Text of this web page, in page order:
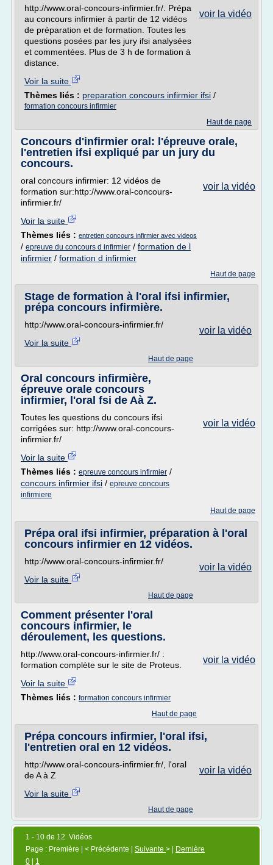
voir la vidéo
http://www.oral-concours-infirmier.fr/. Prépa
au concours infirmier à partir de 12 vidéos
de préparation et de formation. Toutes les
questions posées par les jury ifsi analysées
et commentées. Plus de 3 h de formation à
distance.
Voir la suite
Thèmes liés : preparation concours infirmier ifsi /
formation concours infirmier
Haut de page
Concours d'infirmier oral: l'épreuve orale,
l'entretien ifsi expliqué par un jury du
concours.
voir la vidéo
oral concours infirmier: 12 vidéos de
formation sur:http://www.oral-concours-
infirmier.fr/
Voir la suite
Thèmes liés : entretien concours infirmier avec videos
/ epreuve du concours d infirmier / formation de l
infirmier / formation d infirmier
Haut de page
Stage de formation à l'oral ifsi infirmier,
prépa concours infirmière.
voir la vidéo
http://www.oral-concours-infirmier.fr/
Voir la suite
Haut de page
Oral concours infirmière,
épreuve orale concours
infirmier, l'oral fsi de Aà Z.
voir la vidéo
Toutes les questions du concours ifsi
corrigées sur: http://www.oral-concours-
infirmier.fr/
Voir la suite
Thèmes liés : epreuve concours infirmier /
concours infirmier ifsi / epreuve concours
infirmiere
Haut de page
Prépa oral ifsi infirmier, préparation à l'oral
concours infirmier en 12 vidéos.
voir la vidéo
http://www.oral-concours-infirmier.fr/
Voir la suite
Haut de page
Comment présenter l'oral
concours infirmier, le
déroulement, les questions.
voir la vidéo
http://www.oral-concours-infirmier.fr/ :
formation complète sur le site de Proteus.
Voir la suite
Thèmes liés : formation concours infirmier
Haut de page
Prépa concours infirmier, l'oral ifsi,
l'entretien oral en 12 vidéos.
voir la vidéo
http://www.oral-concours-infirmier.fr/, l'oral
de A à Z
Voir la suite
Haut de page
1 - 10 de 12 Vidéos
Page : Première | < Précédente | Suivante > |
Dernière
0
1